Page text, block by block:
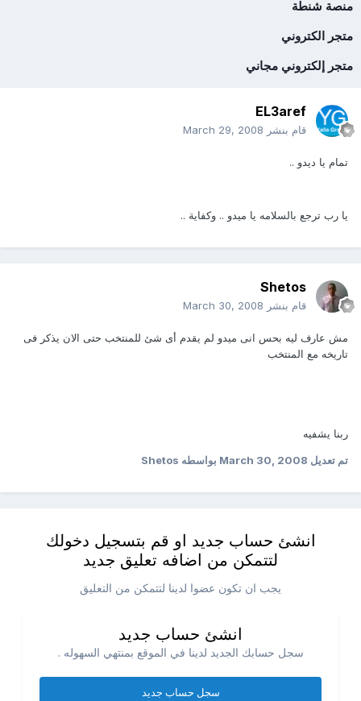
منصة شنطة
متجر الكتروني
متجر إلكتروني مجاني
EL3aref
قام بنشر March 29, 2008
تمام يا ديدو ..
يا رب ترجع بالسلامه يا ميدو .. وكفاية ..
Shetos
قام بنشر March 30, 2008
مش عارف ليه بحس انى ميدو لم يقدم أى شئ للمنتخب حتى الان يذكر فى
تاريخه مع المنتخب
ربنا يشفيه
تم تعديلMarch 30, 2008بواسطه Shetos
انشئ حساب جديد او قم بتسجيل دخولك
لتتمكن من اضافه تعليق جديد
يجب ان تكون عضوا لدينا لتتمكن من التعليق
انشئ حساب جديد
سجل حسابك الجديد لدينا في الموقع بمنتهي السهوله .
سجل حساب جديد